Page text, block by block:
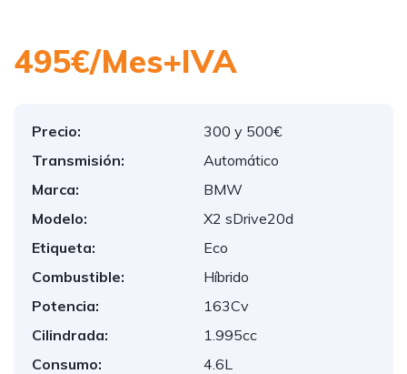
495€/Mes+IVA
Precio:
300 y 500€
Transmisión:
Automático
Marca:
BMW
Modelo:
X2 sDrive20d
Etiqueta:
Eco
Combustible:
Híbrido
Potencia:
163Cv
Cilindrada:
1.995cc
Consumo:
4.6L